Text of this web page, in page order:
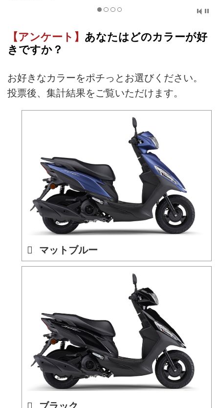
【アンケート】 あなたはどのカラーが好
きですか？
お好きなカラーをポチっとお選びください。
投票後、集計結果をご覧いただけます。
マットブルー